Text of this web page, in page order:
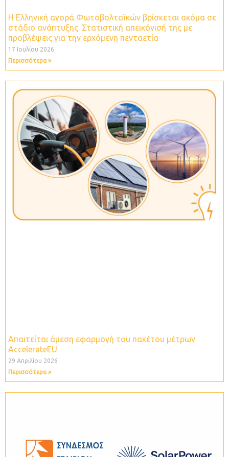
Η Ελληνική αγορά Φωτοβολταϊκών βρίσκεται ακόμα σε
στάδιο ανάπτυξης. Στατιστική απεικόνισή της με
προβλέψεις για την ερχόμενη πενταετία
17 Ιουλίου 2026
Περισσότερα »
Απαιτείται άμεση εφαρμογή του πακέτου μέτρων
ΑccelerateEU
29 Απριλίου 2026
Περισσότερα »